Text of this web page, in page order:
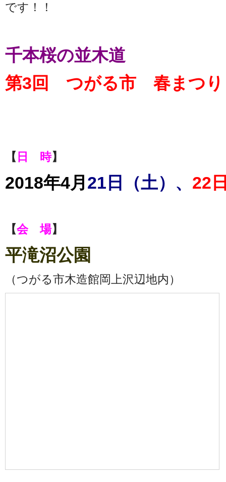
です！！
千本桜の並木道
第3回 つがる市 春まつり
【 日 時】
2018年4月 21日（土）、 22
【会 場】
平滝沼公園
（つがる市木造館岡上沢辺地内）